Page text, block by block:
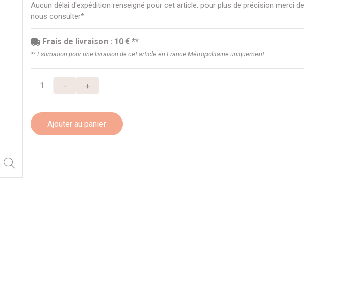
Aucun délai d'expédition renseigné pour cet article, pour plus de précision merci de
nous consulter*
Frais de livraison : 10 € **
** Estimation pour une livraison de cet article en France Métropolitaine uniquement.
- +
Ajouter au panier